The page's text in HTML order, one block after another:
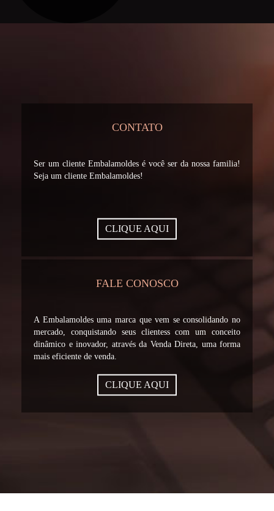
CONTATO
Ser um cliente Embalamoldes é você ser da nossa familia!
Seja um cliente Embalamoldes!
CLIQUE AQUI
FALE CONOSCO
A Embalamoldes uma marca que vem se consolidando no
mercado, conquistando seus clientess com um conceito
dinâmico e inovador, através da Venda Direta, uma forma
mais eficiente de venda.
CLIQUE AQUI